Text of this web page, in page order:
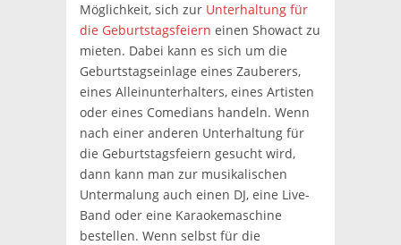
Möglichkeit, sich zur Unterhaltung für
die Geburtstagsfeiern einen Showact zu
mieten. Dabei kann es sich um die
Geburtstagseinlage eines Zauberers,
eines Alleinunterhalters, eines Artisten
oder eines Comedians handeln. Wenn
nach einer anderen Unterhaltung für
die Geburtstagsfeiern gesucht wird,
dann kann man zur musikalischen
Untermalung auch einen DJ, eine Live-
Band oder eine Karaokemaschine
bestellen. Wenn selbst für die